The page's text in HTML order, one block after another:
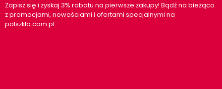
Zapisz się i zyskaj 3% rabatu na pierwsze zakupy! Bądź na bieżąco
z promocjami, nowościami i ofertami specjalnymi na
polszklo.com.pl